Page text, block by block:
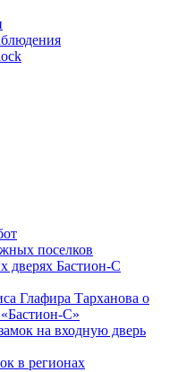
поселков
дверях Бастион-С
Глафира Тарханова о
«Бастион-С»
на входную дверь
в регионах